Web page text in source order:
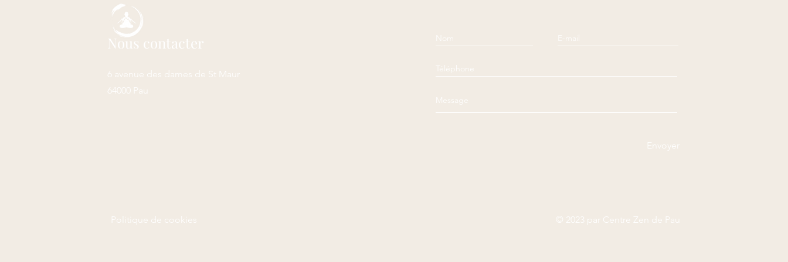
Nous contacter
6 avenue des dames de St Maur
64000 Pau
Politique de cookies
Envoyer
© 2023 par Centre Zen de Pau